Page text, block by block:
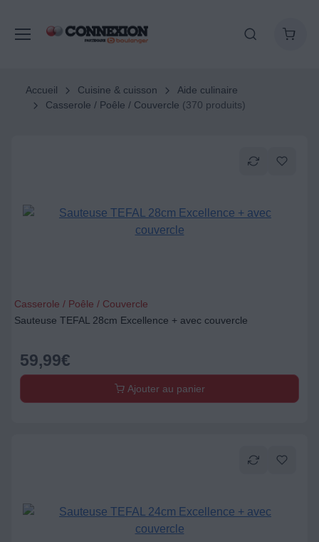
Accueil Cuisine & cuisson
Aide culinaire
Casserole / Poêle / Couvercle (370 produits)
Casserole / Poêle / Couvercle
Sauteuse TEFAL 28cm Excellence + avec couvercle
59,99€
Ajouter au panier